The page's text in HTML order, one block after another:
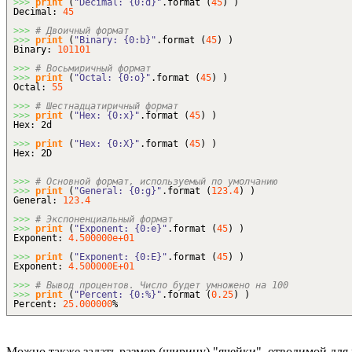
Decimal: 45
>>> # Двоичный формат
>>> print ( "Binary: {0:b}" . format (45)
)
Binary: 101101
>>> # Восьмиричный формат
>>> print ( "Octal: {0:o}" . format (45)
)
Octal: 55
>>> # Шестнадцатиричный формат
>>> print ( "Hex: {0:x}" . format (45)
)
Hex: 2d
>>> print ( "Hex: {0:X}" . format (45)
)
Hex: 2D
>>> # Основной формат, используемый по умолчанию
>>> print ( "General: {0:g}" . format ( 123.4)
)
General: 123.4
>>> # Экспоненциальный формат
>>> print ( "Exponent: {0:e}" . format (45)
)
Exponent: 4.500000e+01
>>> print ( "Exponent: {0:E}" . format (45)
)
Exponent: 4.500000E+01
>>> # Вывод процентов. Число будет умножено на 100
>>> print ( "Percent: {0:%}" . format (0.25)
)
Percent: 25.000000%